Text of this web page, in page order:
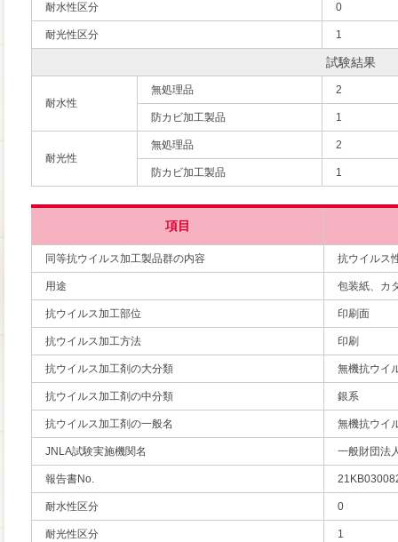
耐水性区分 0
耐光性区分 1
試験結果
耐水性
無処理品 2
防カビ加工製品 1
耐光性
無処理品 2
防カビ加工製品 1
項目
同等抗ウイルス加工製品群の内容 抗ウイルス
用途 包装紙、カ
抗ウイルス加工部位 印刷面
抗ウイルス加工方法 印刷
抗ウイルス加工剤の大分類 無機抗ウイ
抗ウイルス加工剤の中分類 銀系
抗ウイルス加工剤の一般名 無機抗ウイ
JNLA試験実施機関名 一般財団法
報告書No.
耐水性区分 0
耐光性区分 1